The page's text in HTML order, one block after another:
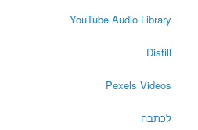
YouTube Audio Library
Distill
Pexels Videos
לכתבה